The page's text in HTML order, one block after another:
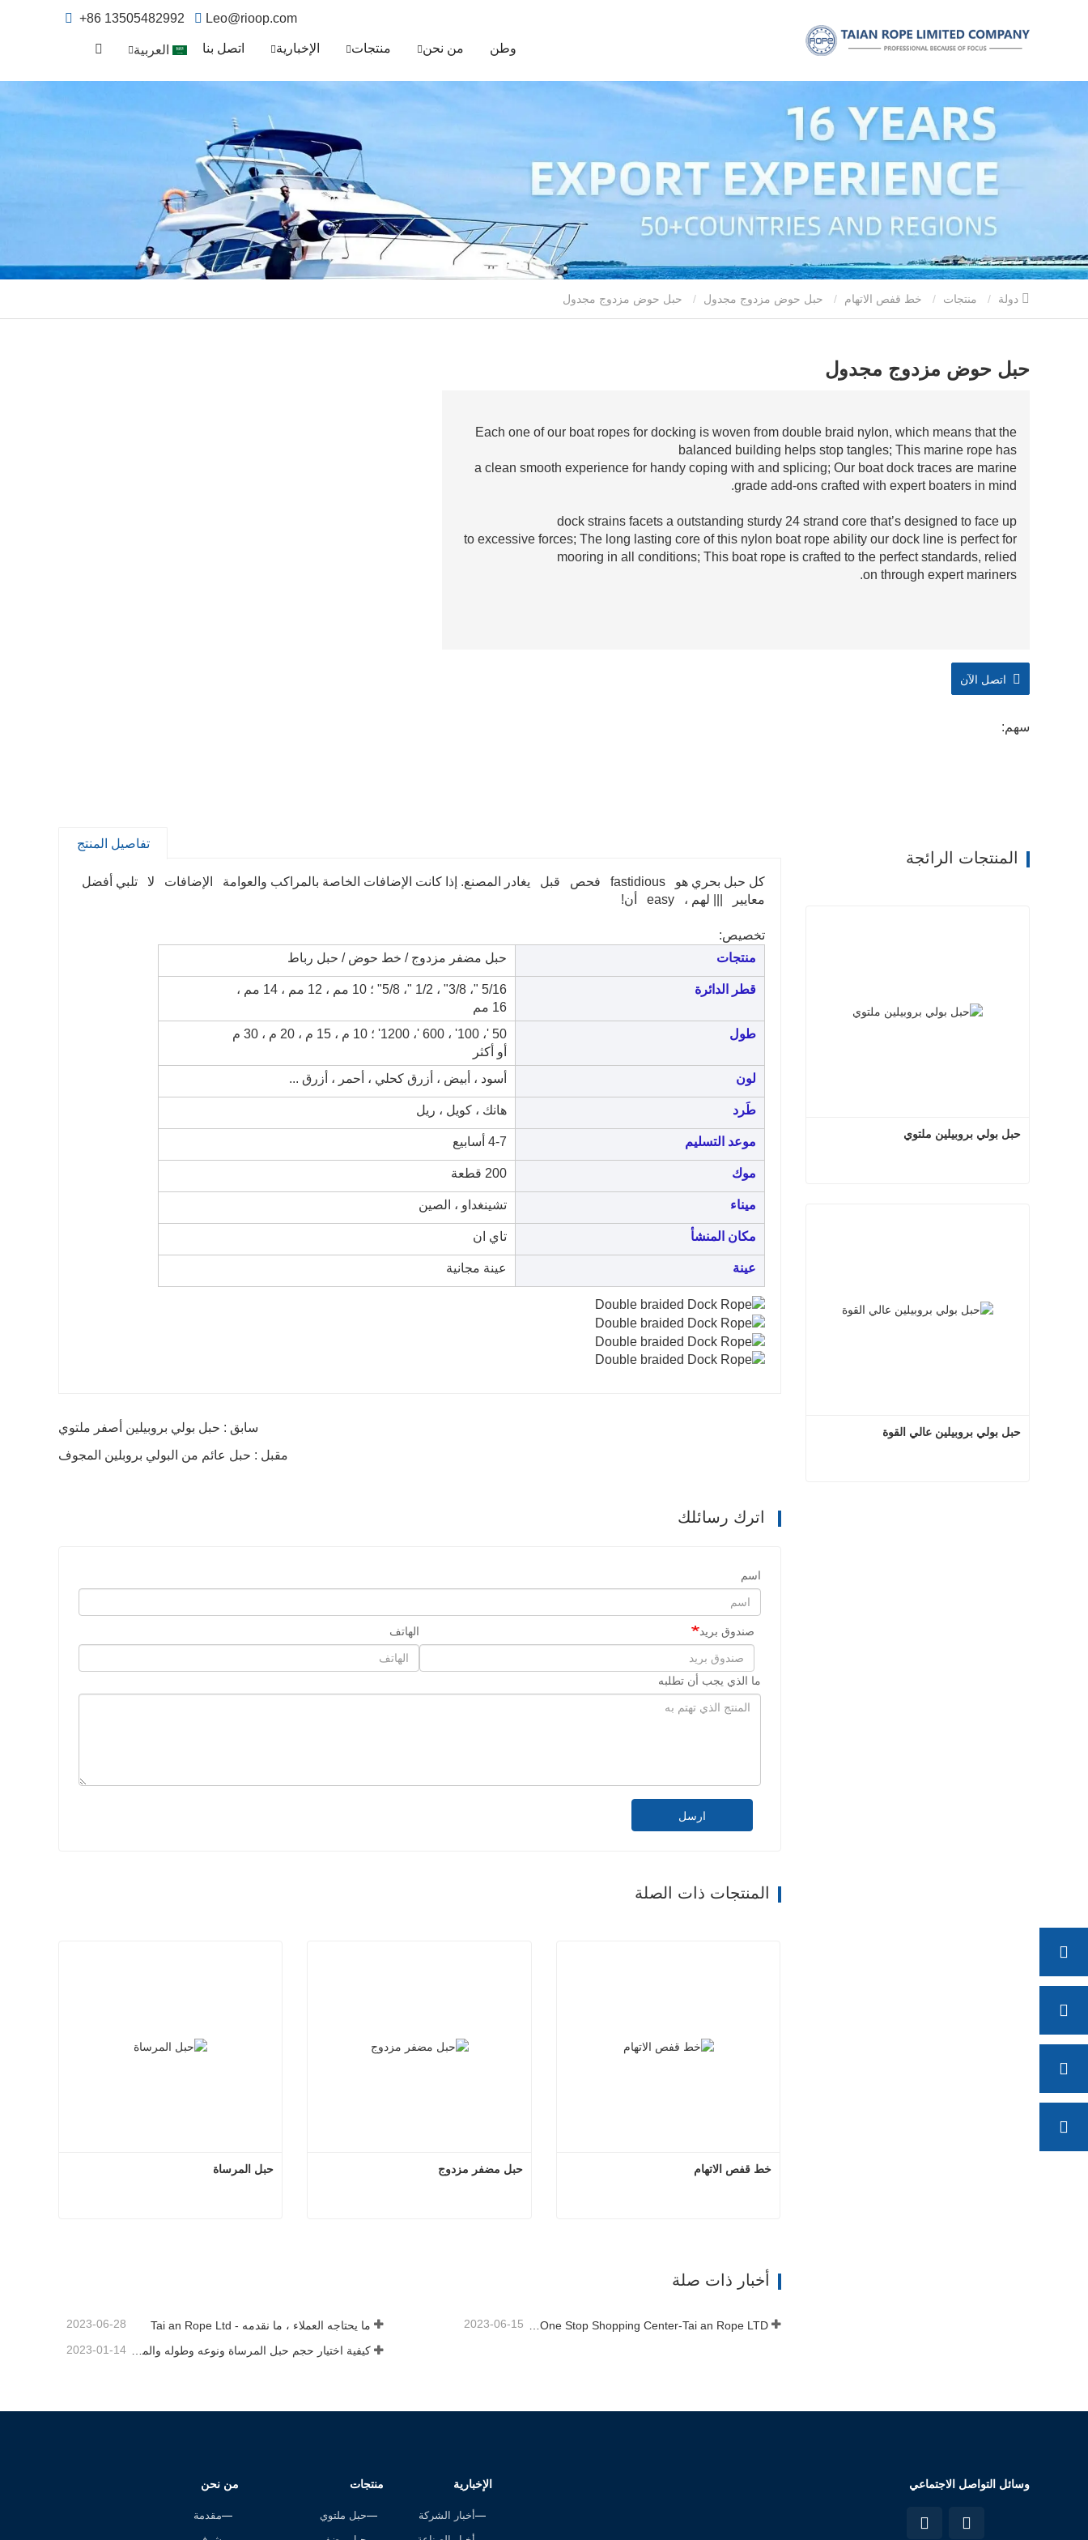
+86 13505482992 Leo@rioop.com
وطن من نحن منتجات الإخبارية اتصل بنا العربية
منتجات خط قفص الاتهام حبل حوض مزدوج مجدول
حبل حوض مزدوج مجدول
Each one of our boat ropes for docking is woven from double braid nylon, which means that the
balanced building helps stop tangles; This marine rope has
a clean smooth experience for handy coping with and splicing; Our boat dock traces are marine
grade add-ons crafted with expert boaters in mind.
dock strains facets a outstanding sturdy 24 strand core that’s designed to face up
to excessive forces; The long lasting core of this nylon boat rope ability our dock line is perfect for
mooring in all conditions; This boat rope is crafted to the perfect standards, relied
on through expert mariners.
اتصل الآن
سهم:
تفاصيل المنتج
كل حبل بحري هو fastidious فحص قبل يغادر المصنع. إذا كانت الإضافات الخاصة بالمراكب والعوامة الإضافات لا تلبي أفضل
معايير ||| لهم ، easy أن!
تخصيص:
منتجات
حبل مضفر مزدوج / خط حوض / حبل رباط
قطر الدائرة
5/16 "، 3/8" ، 1/2 "، 5/8" ؛ 10 مم ، 12 مم ، 14 مم ،
16 مم
طول
50 '، 100' ، 600 '، 1200' ؛ 10 م ، 15 م ، 20 م ، 30 م
أو أكثر
لون
أسود ، أبيض ، أزرق كحلي ، أحمر ، أزرق ...
طَرد هانك ، كويل ، ريل
موعد التسليم 4-7 أسابيع
موك 200 قطعة
ميناء تشينغداو ، الصين
مكان المنشأ تاي ان
عينة عينة مجانية
سابق : حبل بولي بروبيلين أصفر ملتوي
مقبل : حبل عائم من البولي بروبلين المجوف
اترك رسائلك
اسم
صندوق بريد الهاتف
ما الذي يجب أن تطلبه
ارسل
المنتجات ذات الصلة
حبل المرساة حبل مضفر مزدوج خط قفص الاتهام
أخبار ذات صلة
ما يحتاجه العملاء ، ما نقدمه - Tai an Rope Ltd 2023-06-28 2023-06-15
2023-01-14
المنتجات الرائجة
حبل بولي بروبيلين ملتوي
حبل بولي بروبيلين عالي القوة
من نحن
مقدمة
منتجات
حبل ملتوي
الإخبارية
أخبار الشركة
وسائل التواصل الاجتماعي